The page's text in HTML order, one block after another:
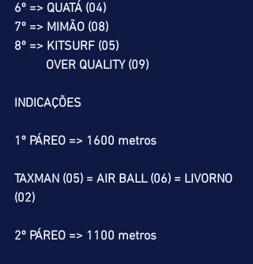
6º => QUATÁ (04)
7º => MIMÃO (08)
8º => KITSURF (05)
          OVER QUALITY (09)
INDICAÇÕES
1º PÁREO => 1600 metros
TAXMAN (05) = AIR BALL (06) = LIVORNO
(02)
2º PÁREO => 1100 metros